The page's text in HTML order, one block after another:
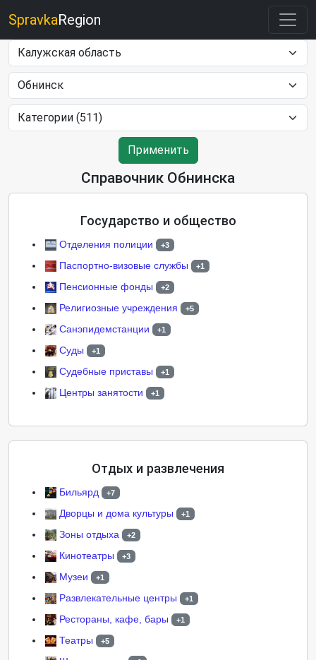
SpravkaRegion
Применить
Справочник Обнинска
Государство и общество
Отделения полиции +3
Паспортно-визовые службы +1
Пенсионные фонды +2
Религиозные учреждения +5
Санэпидемстанции +1
Суды +1
Судебные приставы +1
Центры занятости +1
Отдых и развлечения
Бильярд +7
Дворцы и дома культуры +1
Зоны отдыха +2
Кинотеатры +3
Музеи +1
Развлекательные центры +1
Рестораны, кафе, бары +1
Театры +5